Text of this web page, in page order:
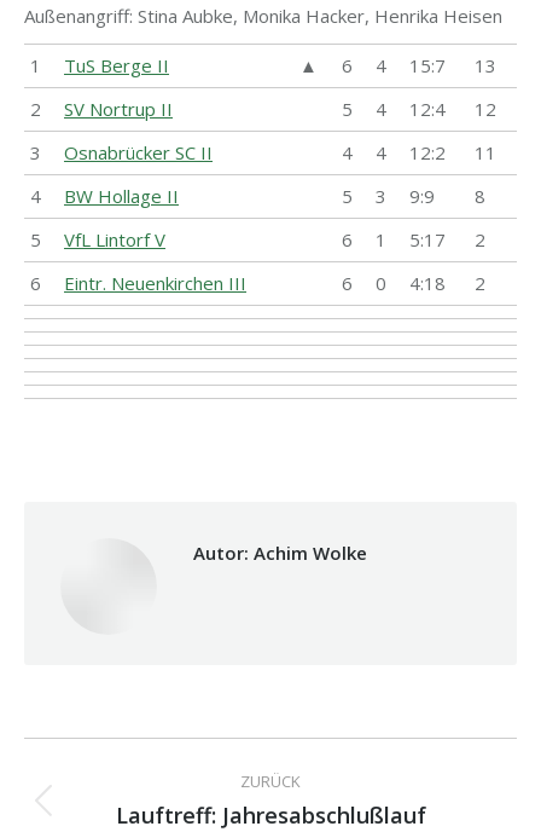
Außenangriff: Stina Aubke, Monika Hacker, Henrika Heisen
1 TuS Berge II ▲ 6 4 15:7
13
2
SV Nortrup II 5 4 12:4
12
3
Osnabrücker SC II 4 4 12:2
11
4
BW Hollage II 5 3 9:9
8
5
VfL Lintorf V 6 1 5:17
2
6
Eintr. Neuenkirchen III 6 0 4:18 2
Autor: Achim Wolke
Kommentarnavigation
ZURÜCK
Vorheriger
Lauftreff: Jahresabschlußlauf